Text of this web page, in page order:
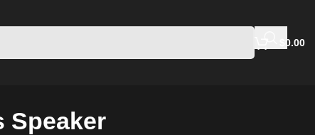
0.00
Speaker